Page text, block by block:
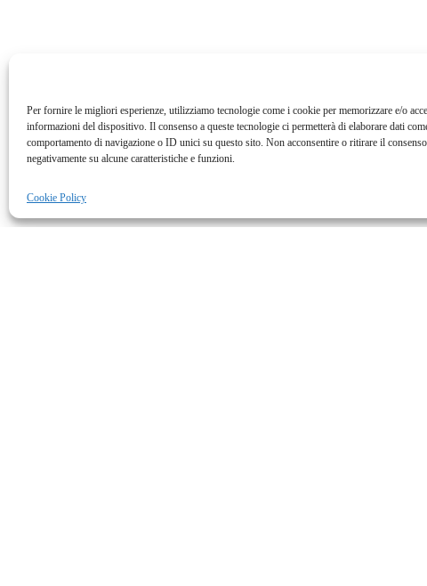
Per fornire le migliori esperienze, utilizziamo tecnologie come i cookie per memorizzare e/o
informazioni del dispositivo. Il consenso a queste tecnologie ci permetterà di elaborare dati
comportamento di navigazione o ID unici su questo sito. Non acconsentire o ritirare il
negativamente su alcune caratteristiche e funzioni.
Cookie Policy